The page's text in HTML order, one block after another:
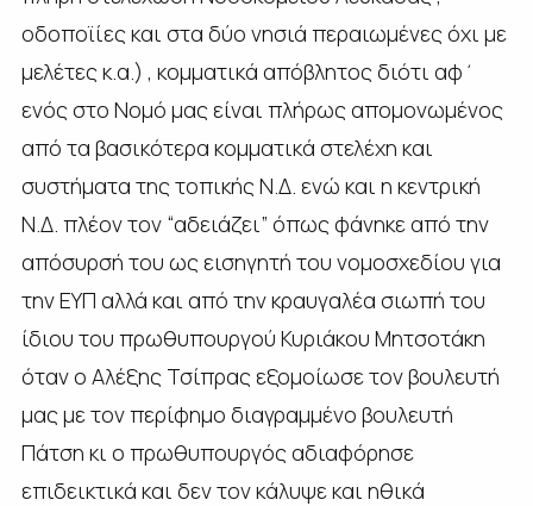
οδοποϊίες και στα δύο νησιά περαιωμένες όχι με
μελέτες κ.α.) , κομματικά απόβλητος διότι αφ΄
ενός στο Νομό μας είναι πλήρως απομονωμένος
από τα βασικότερα κομματικά στελέχη και
συστήματα της τοπικής Ν.Δ. ενώ και η κεντρική
Ν.Δ. πλέον τον “αδειάζει” όπως φάνηκε από την
απόσυρσή του ως εισηγητή του νομοσχεδίου για
την ΕΥΠ αλλά και από την κραυγαλέα σιωπή του
ίδιου του πρωθυπουργού Κυριάκου Μητσοτάκη
όταν ο Αλέξης Τσίπρας εξομοίωσε τον βουλευτή
μας με τον περίφημο διαγραμμένο βουλευτή
Πάτση κι ο πρωθυπουργός αδιαφόρησε
επιδεικτικά και δεν τον κάλυψε και ηθικά